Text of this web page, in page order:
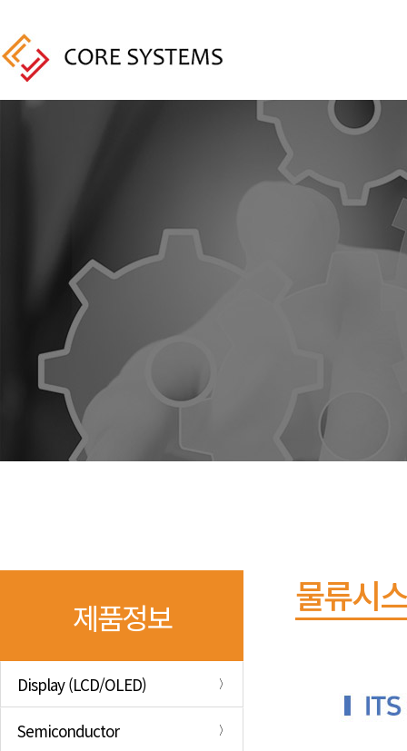
제품정보
Display (LCD/OLED)
Semiconductor
물류시